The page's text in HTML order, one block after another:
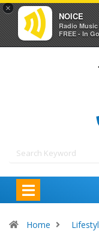
×
NOICE
Radio
FREE - In
Home